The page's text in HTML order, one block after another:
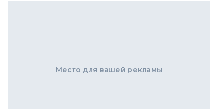
Место для вашей рекламы